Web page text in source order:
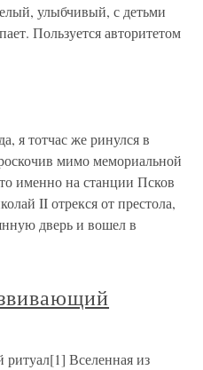
улыбчивый, с детьми
Пользуется авторитетом
я тотчас же ринулся в
мимо мемориальной
именно на станции Псков
II отрекся от престола,
дверь и вошел в
Вселенная из